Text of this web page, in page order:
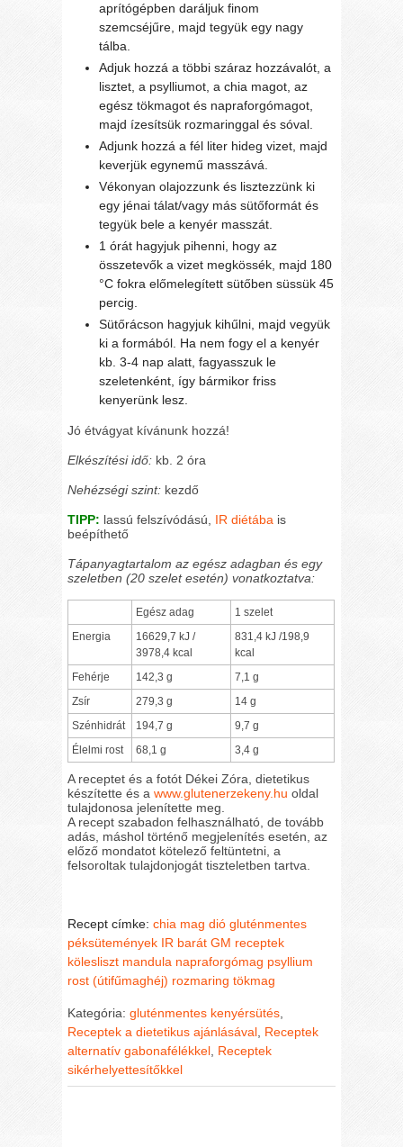
aprítógépben daráljuk finom
szemcséjűre, majd tegyük egy nagy
tálba.
Adjuk hozzá a többi száraz hozzávalót, a
lisztet, a psylliumot, a chia magot, az
egész tökmagot és napraforgómagot,
majd ízesítsük rozmaringgal és sóval.
Adjunk hozzá a fél liter hideg vizet, majd
keverjük egynemű masszává.
Vékonyan olajozzunk és lisztezzünk ki
egy jénai tálat/vagy más sütőformát és
tegyük bele a kenyér masszát.
1 órát hagyjuk pihenni, hogy az
összetevők a vizet megkössék, majd 180
°C fokra előmelegített sütőben süssük 45
percig.
Sütőrácson hagyjuk kihűlni, majd vegyük
ki a formából. Ha nem fogy el a kenyér
kb. 3-4 nap alatt, fagyasszuk le
szeletenként, így bármikor friss
kenyerünk lesz.
Jó étvágyat kívánunk hozzá!
Elkészítési idő: kb. 2 óra
Nehézségi szint: kezdő
TIPP: lassú felszívódású, IR diétába is
beépíthető
Tápanyagtartalom az egész adagban és egy
szeletben (20 szelet esetén) vonatkoztatva:
Egész adag
1 szelet
Energia
16629,7 kJ /
3978,4 kcal
831,4 kJ /198,9
kcal
Fehérje
142,3 g
7,1 g
Zsír
279,3 g
14 g
Szénhidrát
194,7 g
9,7 g
Élelmi rost
68,1 g 3,4 g
A receptet és a fotót Dékei Zóra, dietetikus
készítette és awww.glutenerzekeny.hu oldal
tulajdonosa jelenítette meg.
A recept szabadon felhasználható, de tovább
adás, máshol történő megjelenítés esetén, az
előző mondatot kötelező feltüntetni, a
felsoroltak tulajdonjogát tiszteletben tartva.
Recept címke:chia mag dió gluténmentes
péksütemények IR barát GM receptek
kölesliszt mandula napraforgómag psyllium
rost (útifűmaghéj) rozmaring tökmag
Kategória:gluténmentes kenyérsütés
Receptek a dietetikus ajánlásával Receptek
alternatív gabonafélékkel Receptek
sikérhelyettesítőkkel